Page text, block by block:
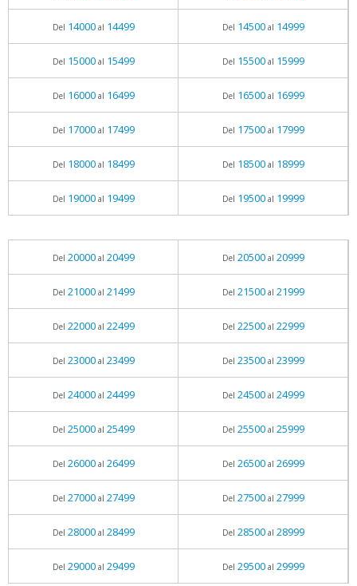
Del 14000al 14499 Del 14500al 14999
Del 15000al 15499 Del 15500al 15999
Del 16000al 16499 Del 16500al 16999
Del 17000al 17499 Del 17500al 17999
Del 18000al 18499 Del 18500al 18999
Del 19000al 19499 Del 19500al 19999
Del 20000al 20499 Del 20500al 20999
Del 21000al 21499 Del 21500al 21999
Del 22000al 22499 Del 22500al 22999
Del 23000al 23499 Del 23500al 23999
Del 24000al 24499 Del 24500al 24999
Del 25000al 25499 Del 25500al 25999
Del 26000al 26499 Del 26500al 26999
Del 27000al 27499 Del 27500al 27999
Del 28000al 28499 Del 28500al 28999
Del 29000al 29499 Del 29500al 29999